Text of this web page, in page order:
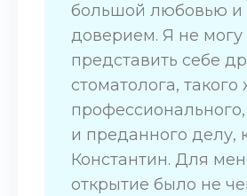
большой любовью и
доверием. Я не могу
представить себе
стоматолога, такого
профессионального,
и преданного делу,
Константин. Для
открытие было не